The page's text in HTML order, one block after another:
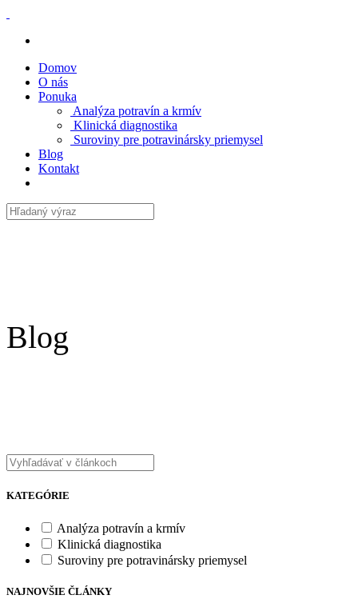
Domov
O nás
Ponuka
Analýza potravín a krmív
Klinická diagnostika
Suroviny pre potravinársky priemysel
Blog
Kontakt
Blog
KATEGÓRIE
Analýza potravín a krmív
Klinická diagnostika
Suroviny pre potravinársky priemysel
NAJNOVŠIE ČLÁNKY